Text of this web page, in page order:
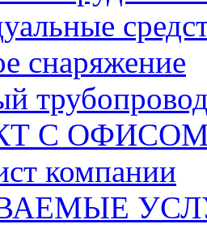
снаряжение
С ОФИСОМ
компании